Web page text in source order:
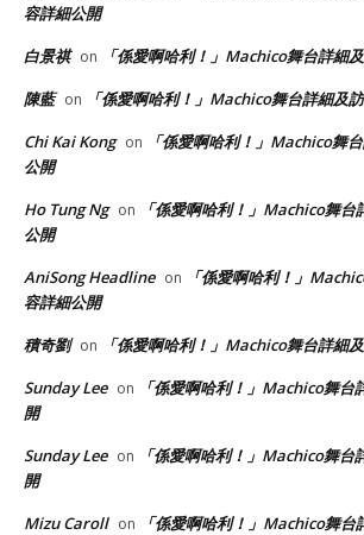
容詳細公開
白景祺 on
「係愛啊哈利！」Machico舞台詳細
陳藍 on
「係愛啊哈利！」Machico舞台詳細及
Chi Kai Kong on
「係愛啊哈利！」Machico舞
公開
Ho Tung Ng on
「係愛啊哈利！」Machico舞
公開
AniSong Headline on
「係愛啊哈利！」
容詳細公開
積奇劉 on
「係愛啊哈利！」Machico舞台詳細
Sunday Lee on
「係愛啊哈利！」Machico舞台
開
Sunday Lee on
「係愛啊哈利！」Machico舞台
開
Mizu Caroll on
「係愛啊哈利！」Machico舞